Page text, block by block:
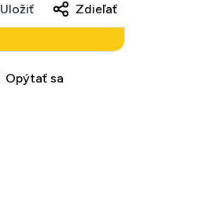
Uložiť Zdieľať
Opýtať sa